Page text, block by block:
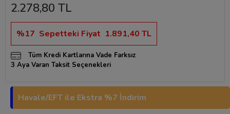
2.278,80 TL
%17 Sepetteki Fiyat 1.891,40 TL
Tüm Kredi Kartlarına Vade Farksız
3 Aya Varan Taksit Seçenekleri
Havale/EFT ile Ekstra %7 İndirim